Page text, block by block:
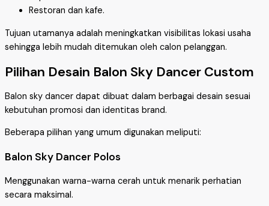
Restoran dan kafe.
Tujuan utamanya adalah meningkatkan visibilitas lokasi usaha
sehingga lebih mudah ditemukan oleh calon pelanggan.
Pilihan Desain Balon Sky Dancer Custom
Balon sky dancer dapat dibuat dalam berbagai desain sesuai
kebutuhan promosi dan identitas brand.
Beberapa pilihan yang umum digunakan meliputi:
Balon Sky Dancer Polos
Menggunakan warna-warna cerah untuk menarik perhatian
secara maksimal.